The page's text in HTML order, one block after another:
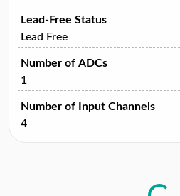
Lead-Free Status
Lead Free
Number of ADCs
1
Number of Input Channels
4